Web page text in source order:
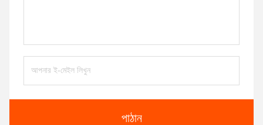
পাঠান